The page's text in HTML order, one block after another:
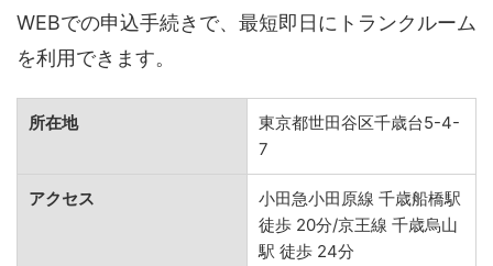
WEBでの申込手続きで、最短即日にトランクルーム
を利用できます。
所在地
東京都世田谷区千歳台5-4-
7
アクセス
小田急小田原線 千歳船橋駅
徒歩 20分/京王線 千歳烏山
駅 徒歩 24分